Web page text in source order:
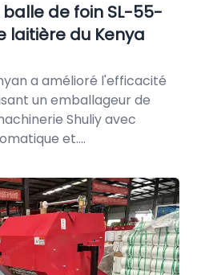
de foin SL-55-
laitière du Kenya
a amélioré l'efficacité
un emballageur de
Shuliy avec
et....